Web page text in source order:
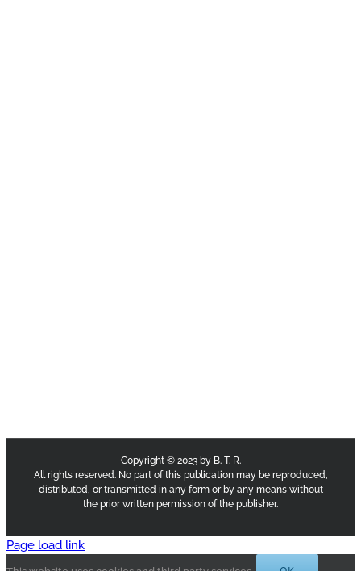
Copyright © 2023 by B. T. R.
All rights reserved. No part of this publication may be reproduced,
distributed, or transmitted in any form or by any means without
the prior written permission of the publisher.
Page load link